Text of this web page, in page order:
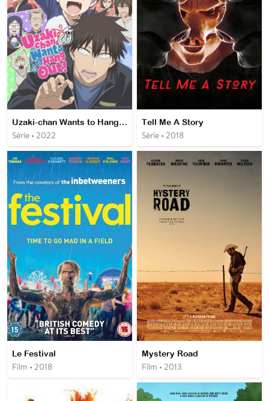
Uzaki-chan Wants to Hang Out!
Série • 2022
Tell Me A Story
Série • 2018
Le Festival
Film • 2018
Mystery Road
Film • 2013